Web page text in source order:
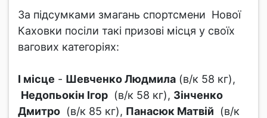
За підсумками змагань спортсмени Нової
Каховки посіли такі призові місця у своїх
вагових категоріях:
І місце - Шевченко Людмила (в/к 58 кг),
Недопьокін Ігор (в/к 58 кг), Зінченко
Дмитро (в/к 85 кг), Панасюк Матвій (в/к